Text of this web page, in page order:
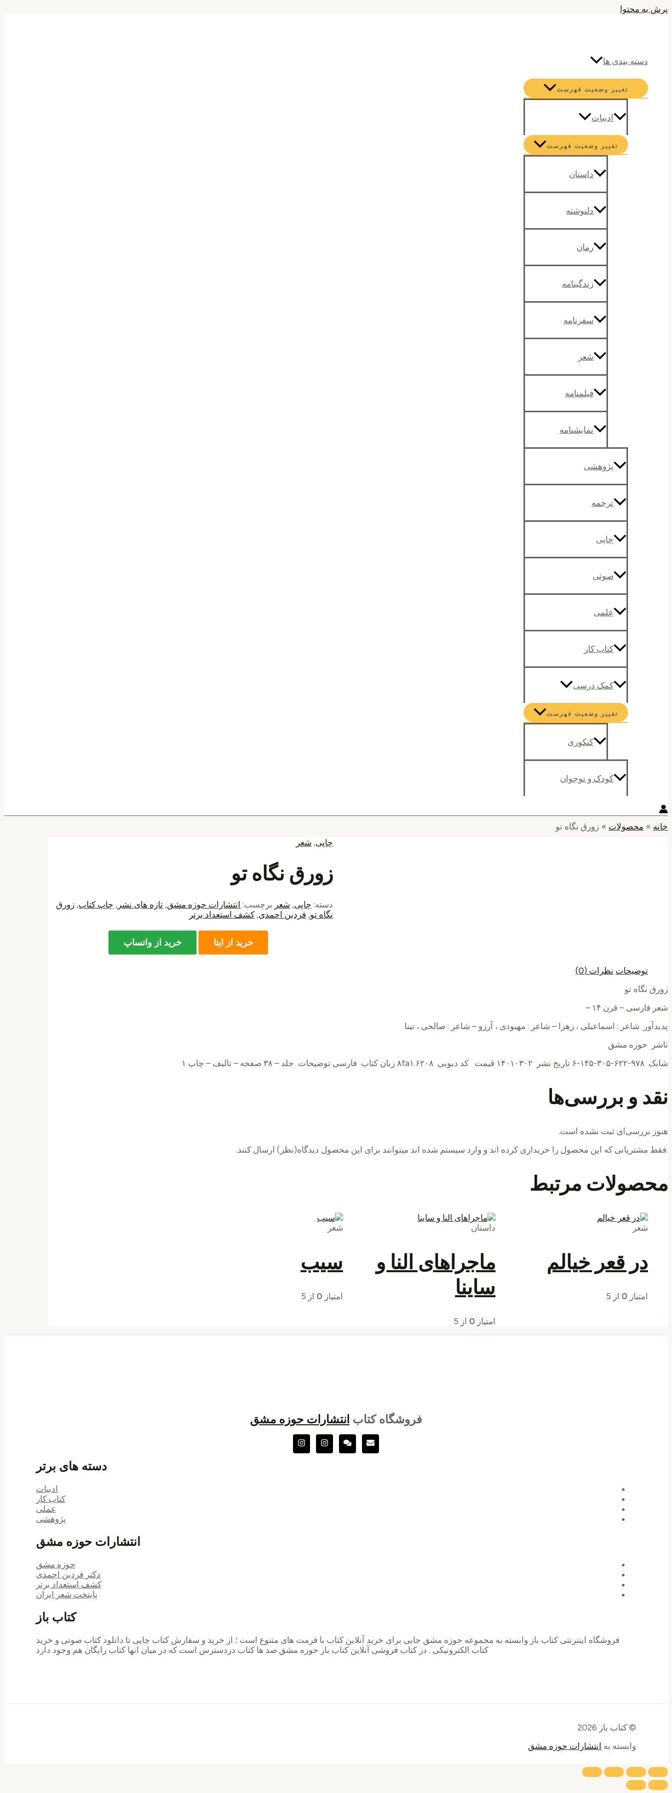
پرش به محتوا
دسته بندی ها
تغییر وضعیت فهرست
ادبیات
تغییر وضعیت فهرست
داستان
دلنوشته
رمان
زندگینامه
سفرنامه
شعر
فیلمنامه
نمایشنامه
پژوهشی
ترجمه
چاپی
صوتی
علمی
کتاب کار
کمک درسی
تغییر وضعیت فهرست
کنکوری
کودک و نوجوان
خانه محصولات
زورق نگاه تو
چاپی, شعر
زورق نگاه تو
دسته: چاپی, شعر برچسب: انتشارات حوزه مشق, تازه های نشر , چاپ کتاب, زورق
نگاه تو, فردین احمدی, کشف استعداد برتر
خرید از ایتا خرید از واتساپ
توضیحات نظرات (0)
زورق نگاه تو
شعر فارسی – قرن ۱۴ –
پدیدآور شاعر : اسماعیلی ، زهرا – شاعر : مهبودی ، آرزو – شاعر : صالحی ، تینا
ناشر حوزه مشق
شابک ۹۷۸-۶۲۲-۳۰۵-۱۴۵-۶ تاریخ نشر ۱۴۰۱۰۳۰۲ قیمت کد دیویی ۸fa۱.۶۲۰۸ زبان کتاب فارسی توضیحات جلد – ۳۸ صفحه – تالیف – چاپ ۱
نقد و بررسی‌ها
هنوز بررسی‌ای ثبت نشده است.
.فقط مشتریانی که این محصول را خریداری کرده اند و وارد سیستم شده اند میتوانند برای این محصول دیدگاه(نظر) ارسال کنند.
محصولات مرتبط
شعر
در قعر خیالم
امتیاز 0 از 5
داستان
ماجراهای النا و
ساینا
امتیاز 0 از 5
شعر
سیب
امتیاز 0 از 5
فروشگاه کتاب انتشارات حوزه مشق
دسته های برتر
ادبیات
کتاب کار
عملی
پژوهشی
انتشارات حوزه مشق
حوزه مشق
دکتر فردین احمدی
کشف استعداد برتر
پایتخت شعر ایران
کتاب باز
فروشگاه اینترنتی کتاب باز وابسته به مجموعه حوزه مشق جایی برای خرید ‌آنلاین کتاب با فرمت های متنوع است ؛ از خرید و سفارش کتاب چاپی تا دانلود کتاب صوتی و خرید
کتاب الکترونیکی . در کتاب فروشی آنلاین کتاب باز حوزه مشق صد ها کتاب دردسترس است که در میان انها کتاب رایگان هم وجود دارد
© کتاب باز 2026
وابسته به انتشارات حوزه مشق